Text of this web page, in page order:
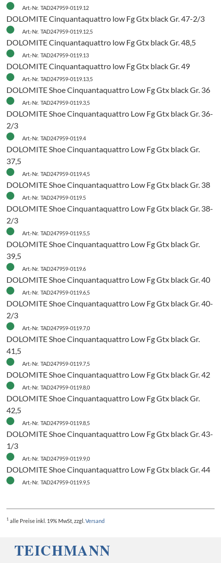
Art.-Nr. TAD247959-0119.12
DOLOMITE Cinquantaquattro low Fg Gtx black Gr. 47-2/3
Art.-Nr. TAD247959-0119.12,5
DOLOMITE Cinquantaquattro low Fg Gtx black Gr. 48,5
Art.-Nr. TAD247959-0119.13
DOLOMITE Cinquantaquattro low Fg Gtx black Gr. 49
Art.-Nr. TAD247959-0119.13,5
DOLOMITE Shoe Cinquantaquattro Low Fg Gtx black Gr. 36
Art.-Nr. TAD247959-0119.3,5
DOLOMITE Shoe Cinquantaquattro Low Fg Gtx black Gr. 36-
2/3
Art.-Nr. TAD247959-0119.4
DOLOMITE Shoe Cinquantaquattro Low Fg Gtx black Gr.
37,5
Art.-Nr. TAD247959-0119.4,5
DOLOMITE Shoe Cinquantaquattro Low Fg Gtx black Gr. 38
Art.-Nr. TAD247959-0119.5
DOLOMITE Shoe Cinquantaquattro Low Fg Gtx black Gr. 38-
2/3
Art.-Nr. TAD247959-0119.5,5
DOLOMITE Shoe Cinquantaquattro Low Fg Gtx black Gr.
39,5
Art.-Nr. TAD247959-0119.6
DOLOMITE Shoe Cinquantaquattro Low Fg Gtx black Gr. 40
Art.-Nr. TAD247959-0119.6,5
DOLOMITE Shoe Cinquantaquattro Low Fg Gtx black Gr. 40-
2/3
Art.-Nr. TAD247959-0119.7,0
DOLOMITE Shoe Cinquantaquattro Low Fg Gtx black Gr.
41,5
Art.-Nr. TAD247959-0119.7,5
DOLOMITE Shoe Cinquantaquattro Low Fg Gtx black Gr. 42
Art.-Nr. TAD247959-0119.8,0
DOLOMITE Shoe Cinquantaquattro Low Fg Gtx black Gr.
42,5
Art.-Nr. TAD247959-0119.8,5
DOLOMITE Shoe Cinquantaquattro Low Fg Gtx black Gr. 43-
1/3
Art.-Nr. TAD247959-0119.9,0
DOLOMITE Shoe Cinquantaquattro Low Fg Gtx black Gr. 44
Art.-Nr. TAD247959-0119.9,5
1 alle Preiseinkl. 19% MwSt, zzgl. Versand